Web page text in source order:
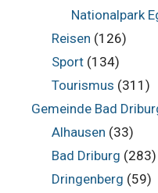
Nationalpark
Reisen (126)
Sport(134)
Tourismus (311)
Gemeinde Bad
Alhausen (33)
Bad Driburg (283)
Dringenberg (59)